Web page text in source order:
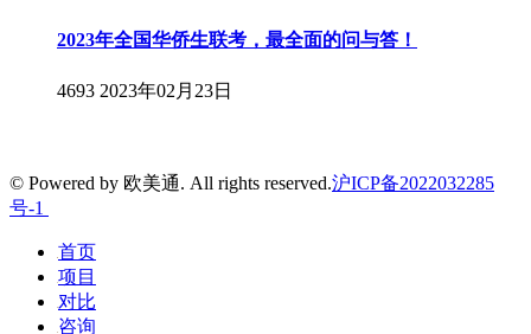
2023年全国华侨生联考，最全面的问与答！
4693 2023年02月23日
© Powered by 欧美通. All rights reserved.沪ICP备2022032285
号-1
首页
项目
对比
咨询